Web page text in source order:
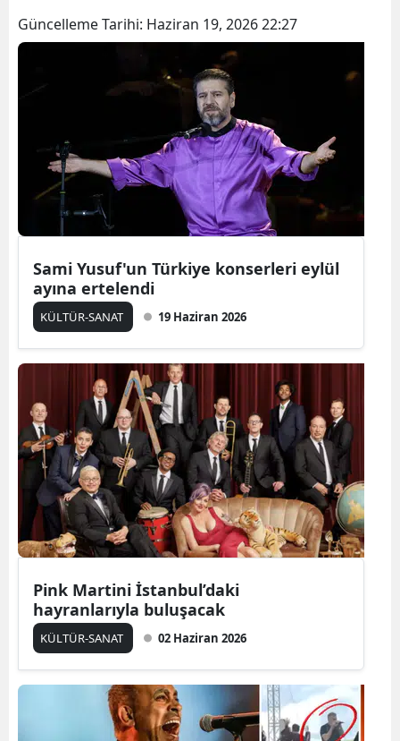
Aydın
Balıkesir
Bilecik
Bingöl
Bitlis
Bolu
Burdur
Bursa
Çanakkale
Çankırı
Çorum
Denizli
Diyarbakır
Edirne
Elazığ
Erzurum
Eskişehir
Gaziantep
Giresun
Güncelleme Tarihi: Haziran 19, 2026 22:27
Sami Yusuf'un Türkiye konserleri eylül
ayına ertelendi
KÜLTÜR-SANAT 19 Haziran 2026
Pink Martini İstanbul’daki
hayranlarıyla buluşacak
KÜLTÜR-SANAT 02 Haziran 2026